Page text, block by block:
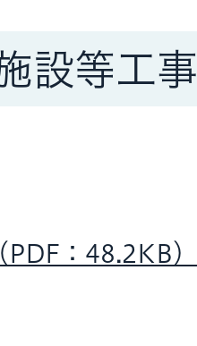
設等工
PDF：48.2KB